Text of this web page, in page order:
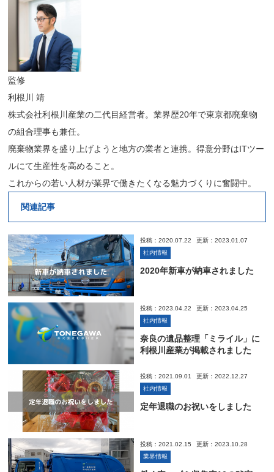
監修
利根川 靖
株式会社利根川産業の二代目経営者。業界歴20年で東京都廃棄物
の組合理事も兼任。
廃棄物業界を盛り上げようと地方の業者と連携。得意分野はITツー
ルにて生産性を高めること。
これからの若い人材が業界で働きたくなる魅力づくりに奮闘中。
関連記事
投稿：2020.07.22
更新：2023.01.07
社内情報
2020年新車が納車されました
投稿：2023.04.22
更新：2023.04.25
社内情報
奈良の遺品整理「ミライル」に
利根川産業が掲載されました
投稿：2021.09.01
更新：2022.12.27
社内情報
定年退職のお祝いをしました
投稿：2021.02.15
更新：2023.10.28
業界情報